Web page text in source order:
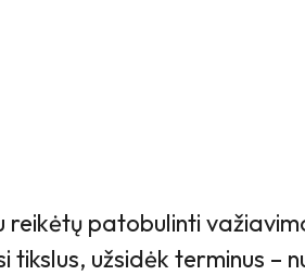
reikėtų patobulinti
tikslus, užsidėk terminus –